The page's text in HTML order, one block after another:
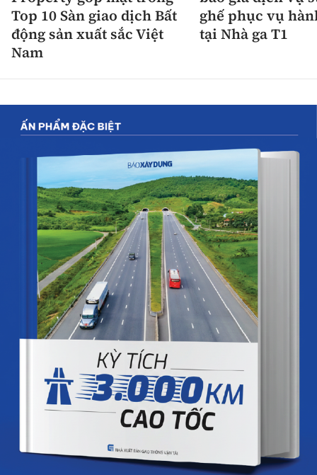
Top 10 Sàn giao dịch Bất
động sản xuất sắc Việt
Nam
ghế phục vụ
tại Nhà ga T1